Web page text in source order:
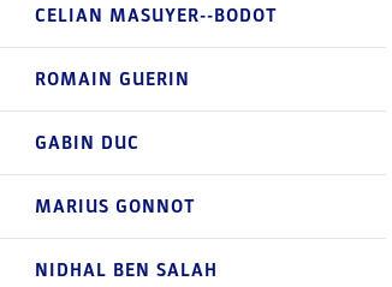
CELIAN MASUYER--BODOT
ROMAIN GUERIN
GABIN DUC
MARIUS GONNOT
NIDHAL BEN SALAH